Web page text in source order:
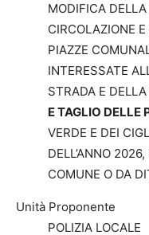
MODIFICA
CIRCOLAZIONE
PIAZZE
INTERESSATE
STRADA E
E TAGLIO DELLE
VERDE E DEI
DELL’ANNO
COMUNE O DA
Unità Proponente
POLIZIA LOCALE